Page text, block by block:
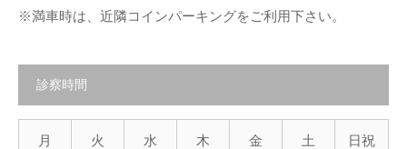
※満車時は、近隣コインパーキングをご利用下さい。
診察時間
月 火 水 木 金 土 日祝